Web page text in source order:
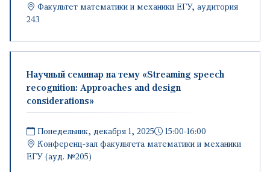
Факультет математики и механики ЕГУ, аудитория
243
Научный семинар на тему «Streaming speech
recognition: Approaches and design
considerations»
Понедельник, декабря 1, 2025
15:00-16:00
Конференц-зал факультета математики и механики
ЕГУ (ауд. №205)